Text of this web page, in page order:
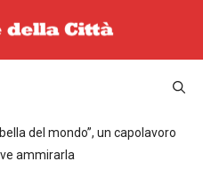
del mondo”, un capolavoro
ammirarla